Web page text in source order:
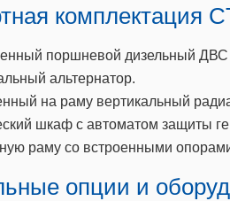
комплектация
поршневой дизельный ДВС
альтернатор.
на раму вертикальный
шкаф с автоматом защиты
раму со встроенными
опции и